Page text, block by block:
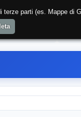
UTENTE
parti (es. Mappe di